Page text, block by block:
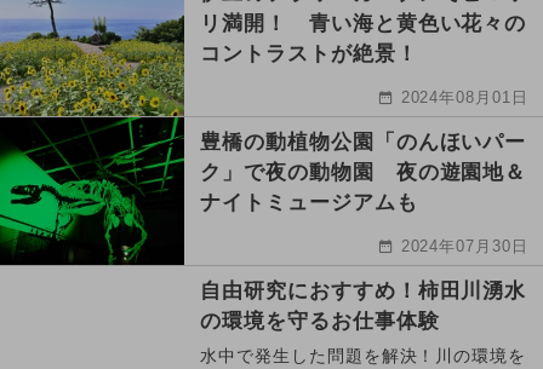
リ満開！ 青い海と黄色い花々の
コントラストが絶景！
2024年08月01日
豊橋の動植物公園「のんほいパー
ク」で夜の動物園 夜の遊園地＆
ナイトミュージアムも
2024年07月30日
自由研究におすすめ！柿田川湧水
の環境を守るお仕事体験
水中で発生した問題を解決！川の環境を